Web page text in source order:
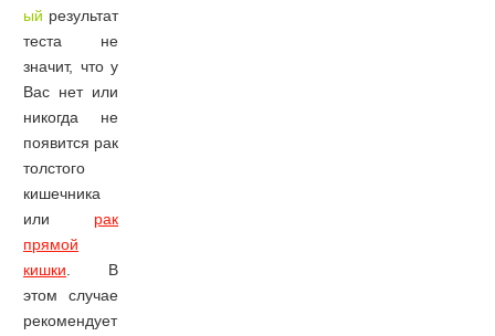
ый результат
теста не
значит, что у
Вас нет или
никогда не
появится рак
толстого
кишечника
или рак
прямой
кишки . В
этом случае
рекомендует